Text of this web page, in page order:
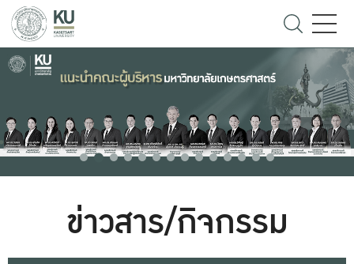
ข่าวสาร/กิจกรรม